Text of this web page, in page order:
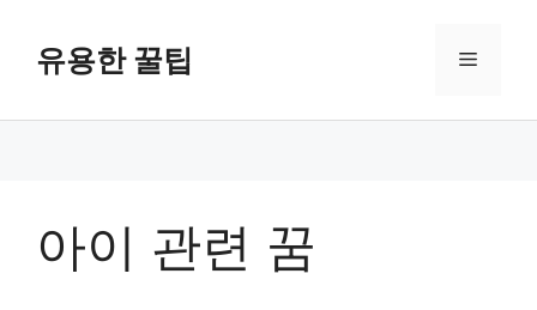
유용한 꿀팁 메
아이 관련 꿈